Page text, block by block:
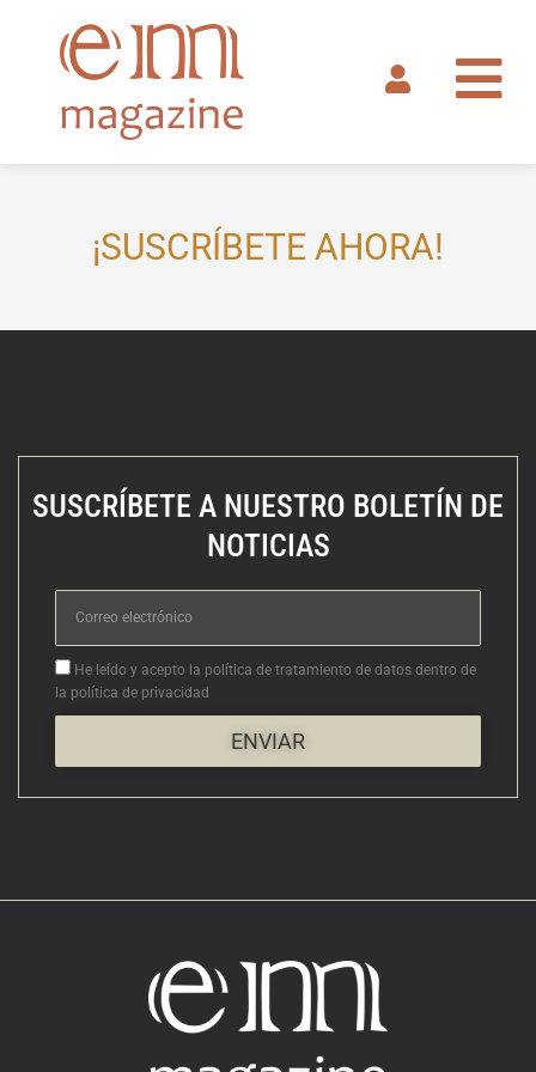
contenido
¡SUSCRÍBETE AHORA!
SUSCRÍBETE A NUESTRO BOLETÍN DE
NOTICIAS
Correo
electrónico
Aceptacion
He leído y acepto la política de tratamiento de datos dentro de
la política de privacidad
ENVIAR